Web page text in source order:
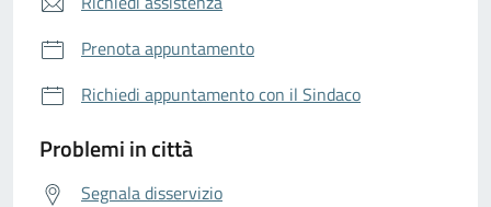
Prenota appuntamento
Richiedi appuntamento con il Sindaco
Problemi in città
Segnala disservizio